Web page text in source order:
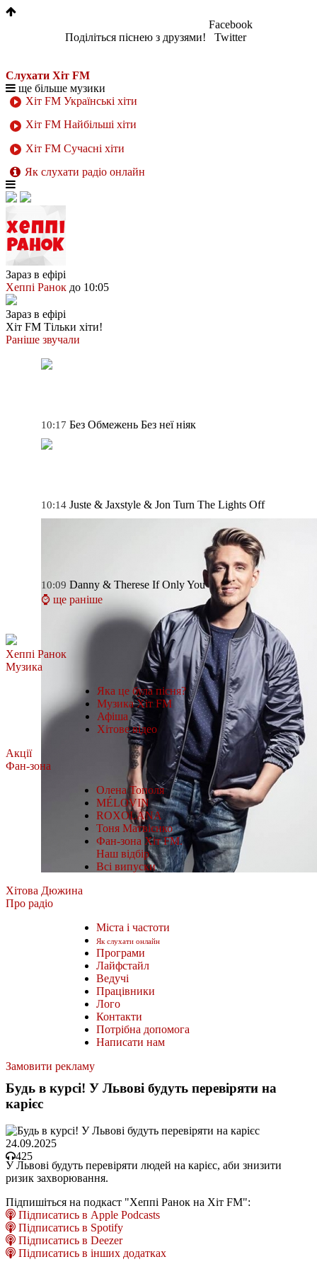
Поділіться піснею з друзями!
Facebook
Twitter
Слухати Хіт FM
ще більше музики
Хіт FM Українські хіти
Хіт FM Найбільші хіти
Хіт FM Сучасні хіти
Як слухати радіо онлайн
Зараз в ефірі
Хеппі Ранок до 10:05
Зараз в ефірі
Хіт FM Тільки хіти!
Раніше звучали
10:17 Без Обмежень Без неї ніяк
10:14 Juste & Jaxstyle & Jon Turn The Lights Off
10:09 Danny & Therese If Only You
⌚ ще раніше
Хеппі Ранок
Музика
Яка це була пісня?
Музика Хіт FM
Афіша
Хітове відео
Акції
Фан-зона
Олена Тополя
MÉLOVIN
ROXOLANA
Тоня Матвієнко
Фан-зона Хіт FM.
Наш відбір
Всі випуски
Хітова Дюжина
Про радіо
Міста і частоти
Як слухати онлайн
Програми
Лайфстайл
Ведучі
Працівники
Лого
Контакти
Потрібна допомога
Написати нам
Замовити рекламу
Будь в курсі! У Львові будуть перевіряти на
карієс
24.09.2025
425
У Львові будуть перевіряти людей на карієс, аби знизити
ризик захворювання.
Підпишіться на подкаст "Хеппі Ранок на Хіт FM":
Підписатись в Apple Podcasts
Підписатись в Spotify
Підписатись в Deezer
Підписатись в інших додатках